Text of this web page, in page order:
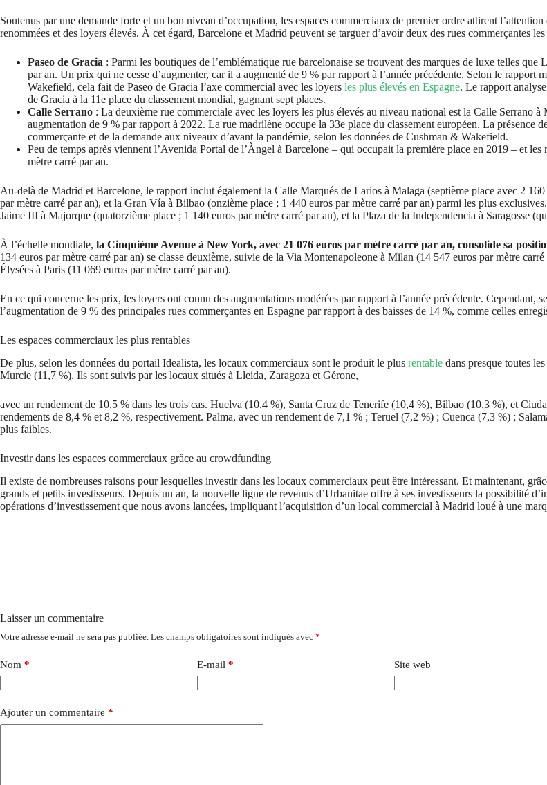
Soutenus par une demande forte et un bon niveau d’occupation, les espaces commerciaux de premier ordre attirent
renommées et des loyers élevés. À cet égard, Barcelone et Madrid peuvent se targuer d’avoir deux des rues commerçantes
Paseo de Gracia : Parmi les boutiques de l’emblématique rue barcelonaise se trouvent des marques de luxe telles
par an. Un prix qui ne cesse d’augmenter, car il a augmenté de 9 % par rapport à l’année précédente. Selon le
Wakefield, cela fait de Paseo de Gracia l’axe commercial avec les loyers les plus élevés en Espagne. Le rapport
de Gracia à la 11e place du classement mondial, gagnant sept places.
Calle Serrano : La deuxième rue commerciale avec les loyers les plus élevés au niveau national est la Calle Serrano
augmentation de 9 % par rapport à 2022. La rue madrilène occupe la 33e place du classement européen. La présence
commerçante et de la demande aux niveaux d’avant la pandémie, selon les données de Cushman & Wakefield.
Peu de temps après viennent l’Avenida Portal de l’Àngel à Barcelone – qui occupait la première place en 2019 – et
mètre carré par an.
Au-delà de Madrid et Barcelone, le rapport inclut également la Calle Marqués de Larios à Malaga (septième place avec 2
par mètre carré par an), et la Gran Vía à Bilbao (onzième place ; 1 440 euros par mètre carré par an) parmi les plus
Jaime III à Majorque (quatorzième place ; 1 140 euros par mètre carré par an), et la Plaza de la Independencia à Saragosse
À l’échelle mondiale, la Cinquième Avenue à New York, avec 21 076 euros par mètre carré par an, consolide sa
134 euros par mètre carré par an) se classe deuxième, suivie de la Via Montenapoleone à Milan (14 547 euros par mètre
Élysées à Paris (11 069 euros par mètre carré par an).
En ce qui concerne les prix, les loyers ont connu des augmentations modérées par rapport à l’année précédente.
l’augmentation de 9 % des principales rues commerçantes en Espagne par rapport à des baisses de 14 %, comme celles
Les espaces commerciaux les plus rentables
De plus, selon les données du portail Idealista, les locaux commerciaux sont le produit le plus rentable dans presque toutes
Murcie (11,7 %). Ils sont suivis par les locaux situés à Lleida, Zaragoza et Gérone,
avec un rendement de 10,5 % dans les trois cas. Huelva (10,4 %), Santa Cruz de Tenerife (10,4 %), Bilbao (10,3 %), et
rendements de 8,4 % et 8,2 %, respectivement. Palma, avec un rendement de 7,1 % ; Teruel (7,2 %) ; Cuenca (7,3 %) ;
plus faibles.
Investir dans les espaces commerciaux grâce au crowdfunding
Il existe de nombreuses raisons pour lesquelles investir dans les locaux commerciaux peut être intéressant. Et maintenant,
grands et petits investisseurs. Depuis un an, la nouvelle ligne de revenus d’Urbanitae offre à ses investisseurs la possibilité
opérations d’investissement que nous avons lancées, impliquant l’acquisition d’un local commercial à Madrid loué à une
Laisser un commentaire
Votre adresse e-mail ne sera pas publiée. Les champs obligatoires sont indiqués avec *
Nom * E-mail * Site web
Ajouter un commentaire *